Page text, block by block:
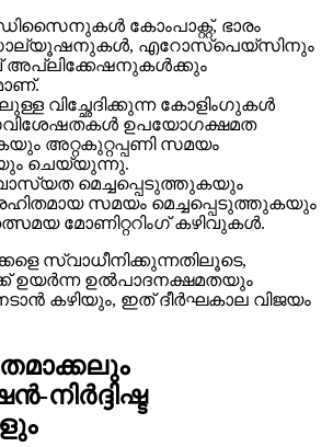
കോംപാക്റ്റ്, ഭാരം
എറോസ്പെയ്സിനും
അപ്ലിക്കേഷനുകൾക്കും
വിച്ഛേദിക്കുന്ന കോളിംഗുകൾ
ഉപയോഗക്ഷമത
അറ്റകുറ്റപ്പണി സമയം
ചെയ്യുന്നു.
മെച്ചപ്പെടുത്തുകയും
സമയം മെച്ചപ്പെടുത്തുകയും
മോണിറ്ററിംഗ് കഴിവുകൾ.
സ്വാധീനിക്കുന്നതിലൂടെ,
ഉയർന്ന ഉൽപാദനക്ഷമതയും
കഴിയും, ഇത് ദീർഘകാല വിജയം
നിർദ്ദിഷ്ട